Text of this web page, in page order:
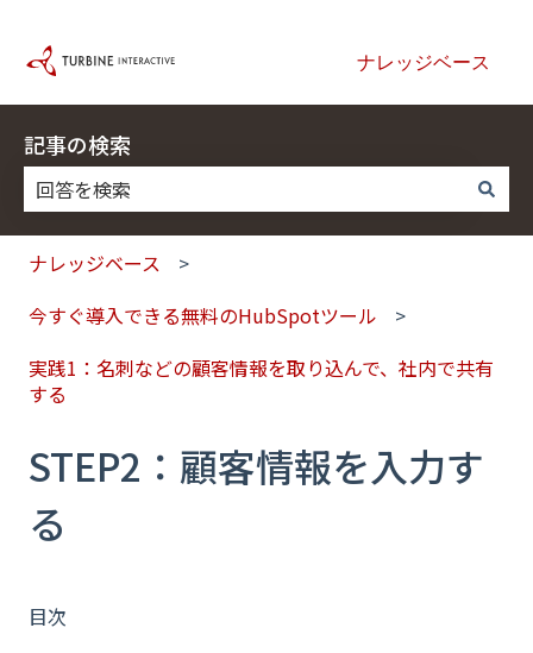
ナレッジベース
記事の検索
ナレッジベース
今すぐ導入できる無料のHubSpotツール
実践1：名刺などの顧客情報を取り込んで、社内で共有
する
STEP2：顧客情報を入力す
る
目次